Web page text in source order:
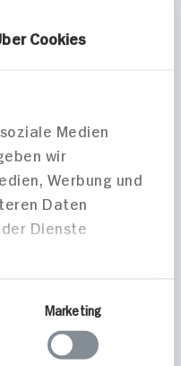
Cookies
Medien
wir
Werbung und
Daten
Dienste
Marketing